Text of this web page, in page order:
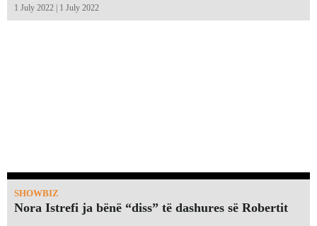
1 July 2022 | 1 July 2022
SHOWBIZ
Nora Istrefi ja bënë “diss” të dashures së Robertit